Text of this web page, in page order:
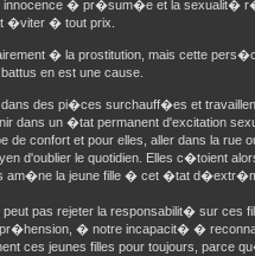
innocence � pr�sum�e et la sexualit�
�viter � tout prix.
� la prostitution, mais cette
en est une cause.
des pi�ces surchauff�es et
dans un �tat permanent d'excitation
de confort et pour elles, aller dans la rue
d'oublier le quotidien. Elles c�toient
am�ne la jeune fille � cet �tat
pas rejeter la responsabilit� sur ces
� notre incapacit� �
ces jeunes filles pour toujours,